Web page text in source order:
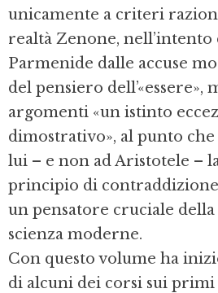
unicamente a criteri
realtà Zenone,
Parmenide dalle accuse
del pensiero dell’«essere»,
argomenti «un istinto
dimostrativo», al punto
lui – e non ad Aristotele –
principio di
un pensatore cruciale
scienza moderne.
Con questo volume ha
di alcuni dei corsi sui